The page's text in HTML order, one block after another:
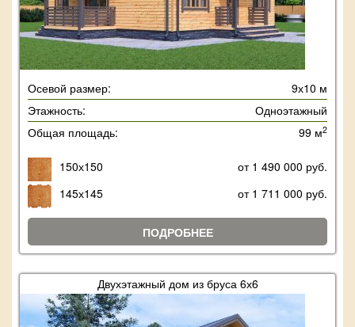
Осевой размер:
9х10 м
Этажность:
Одноэтажный
Общая площадь:
99 м2
150х150
от 1 490 000 руб.
145х145
от 1 711 000 руб.
ПОДРОБНЕЕ
Двухэтажный дом из бруса 6х6